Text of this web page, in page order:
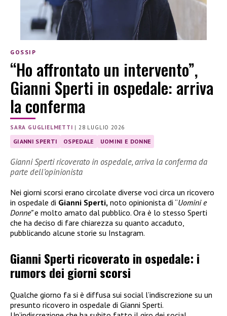
GOSSIP
“Ho affrontato un intervento”,
Gianni Sperti in ospedale: arriva
la conferma
SARA GUGLIELMETTI |28 LUGLIO 2026
GIANNI SPERTI OSPEDALE UOMINI E DONNE
Gianni Sperti ricoverato in ospedale, arriva la conferma da
parte dell’opinionista
Nei giorni scorsi erano circolate diverse voci circa un ricovero
in ospedale di Gianni Sperti, noto opinionista di “Uomini e
Donne”e molto amato dal pubblico. Ora è lo stesso Sperti
che ha deciso di fare chiarezza su quanto accaduto,
pubblicando alcune storie su Instagram.
Gianni Sperti ricoverato in ospedale: i
rumors dei giorni scorsi
Qualche giorno fa si è diffusa sui social l’indiscrezione su un
presunto ricovero in ospedale di Gianni Sperti.